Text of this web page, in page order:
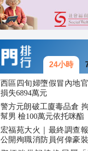
24小時
西區四旬婦墮假冒內地
損失6894萬元
警方元朗破工廈毒品倉
幫男 檢100萬元依托咪酯
宏福苑大火｜最終調查
公開殉職消防員何偉豪